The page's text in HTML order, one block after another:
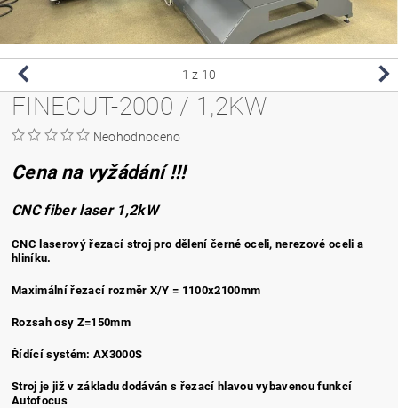
1 z 10
FINECUT-2000 / 1,2KW
Neohodnoceno
Cena na vyžádání !!!
CNC fiber laser 1,2kW
CNC laserový řezací stroj pro dělení černé oceli, nerezové oceli a
hliníku.
Maximální řezací rozměr X/Y = 1100x2100mm
Rozsah osy Z=150mm
Řídící systém: AX3000S
Stroj je již v základu dodáván s řezací hlavou vybavenou funkcí
Autofocus